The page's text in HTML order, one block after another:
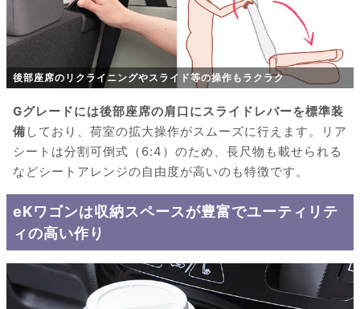
後部座席のリクライニングやスライド等の操作もラクラク
Gグレードには後部座席の肩口にスライドレバーを標準装
備 しており、荷室の拡大操作がスムーズに行えます。リア
シートは分割可倒式（6:4）のため、長尺物も載せられる
などシートアレンジの自由度が高いのも特徴です。
eKワゴンは収納スペースが豊富でユーティリテ
ィの高い作り